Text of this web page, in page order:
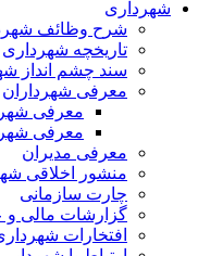
شهرداری
شرح وظائف
تاریخچه شهرداری
سند چشم انداز
معرفی شهرداران
معرفی
معرفی
معرفی مدیران
منشور اخلاقی
چارت سازمانی
گزارشات مالی و
افتخارات